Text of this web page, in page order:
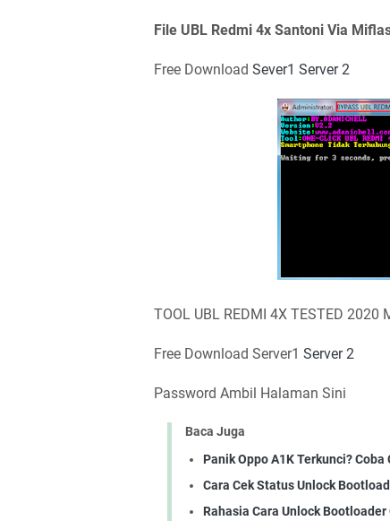
File UBL Redmi 4x Santoni Via
Free Download Sever1 Server 2
TOOL UBL REDMI 4X TESTED 2020
Free Download Server1 Server 2
Password Ambil Halaman Sini
Baca Juga
Panik Oppo A1K Terkunci?
Cara Cek Status Unlock
Rahasia Cara Unlock